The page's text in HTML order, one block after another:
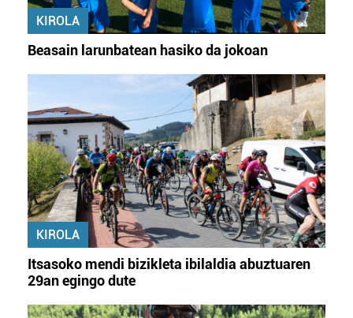
KIROLA
Beasain larunbatean hasiko da jokoan
KIROLA
Itsasoko mendi bizikleta ibilaldia abuztuaren
29an egingo dute